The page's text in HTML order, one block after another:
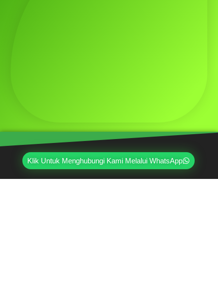
Klik Untuk Menghubungi Kami Melalui WhatsApp